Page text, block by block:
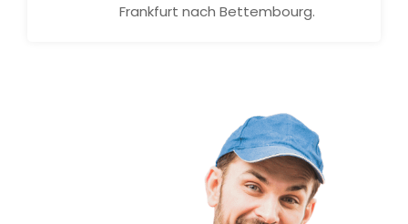
Frankfurt nach Bettembourg.